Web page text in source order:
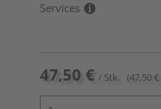
Services
47,50 € / Stk. (47,50